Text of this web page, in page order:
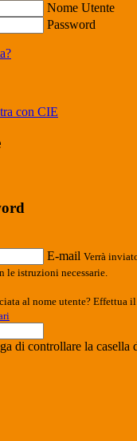
Nome Utente
Password
con CIE
E-mail Verrà
istruzioni necessarie.
al nome utente? Effettua
di controllare la casella